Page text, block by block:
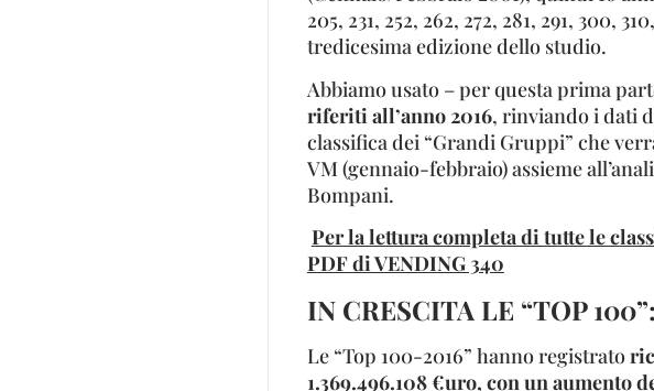
205, 231, 252, 262, 272, 281, 291, 300,
tredicesima edizione dello studio.
Abbiamo usato – per questa prima
riferiti all’anno 2016, rinviando i dati
classifica dei “Grandi Gruppi” che
VM (gennaio-febbraio) assieme
Bompani.
Per la lettura completa di tutte le
PDF di VENDING 340
IN CRESCITA LE “TOP
Le “Top 100-2016” hanno registrato
1.369.496.108 €uro, con un aumento